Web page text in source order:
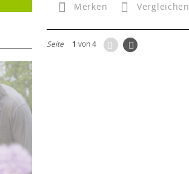
Merken Vergleichen
Seite 1 von 4 ZurückSeite
Weiter